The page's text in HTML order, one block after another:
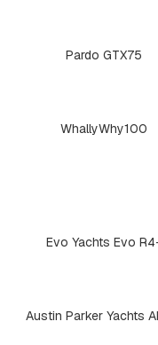
Pardo GTX75
WhallyWhy100
Evo Yachts Evo
Austin Parker Yachts